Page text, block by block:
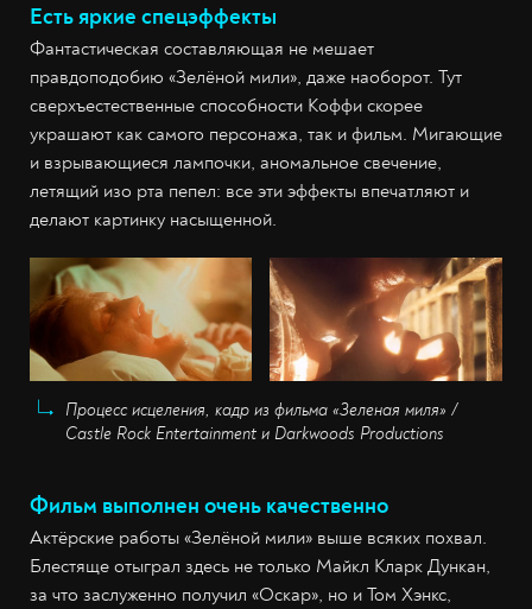
Есть яркие спецэффекты
Фантастическая составляющая не мешает
правдоподобию «Зелёной мили», даже наоборот. Тут
сверхъестественные способности Коффи скорее
украшают как самого персонажа, так и фильм. Мигающие
и взрывающиеся лампочки, аномальное свечение,
летящий изо рта пепел: все эти эффекты впечатляют и
делают картинку насыщенной.
Процесс исцеления, кадр из фильма «Зеленая миля» /
Castle Rock Entertainment и Darkwoods Productions
Фильм выполнен очень качественно
Актёрские работы «Зелёной мили» выше всяких похвал.
Блестяще отыграл здесь не только Майкл Кларк Дункан,
за что заслуженно получил «Оскар», но и Том Хэнкс,